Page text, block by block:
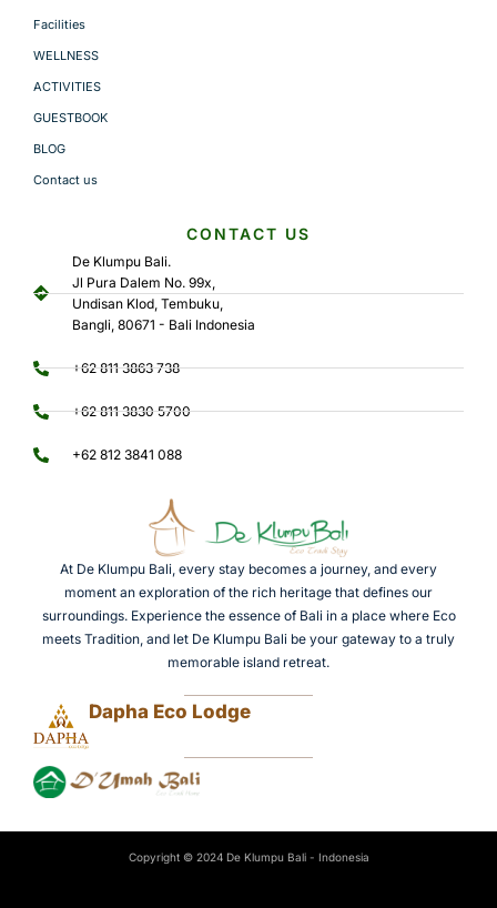
Facilities
WELLNESS
ACTIVITIES
GUESTBOOK
BLOG
Contact us
CONTACT US
De Klumpu Bali.
Jl Pura Dalem No. 99x,
Undisan Klod, Tembuku,
Bangli, 80671 - Bali Indonesia
+62 811 3863 738
+62 811 3830 5700
+62 812 3841 088
At De Klumpu Bali, every stay becomes a journey, and every
moment an exploration of the rich heritage that defines our
surroundings. Experience the essence of Bali in a place where Eco
meets Tradition, and let De Klumpu Bali be your gateway to a truly
memorable island retreat.
Dapha Eco Lodge
Copyright © 2024 De Klumpu Bali - Indonesia